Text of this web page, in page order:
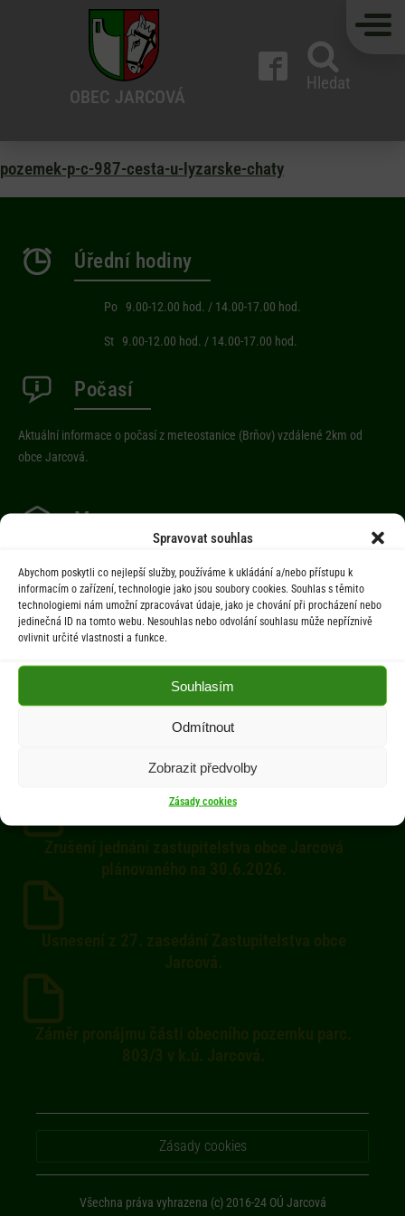
Spravovat souhlas
Abychom poskytli co nejlepší služby, používáme k ukládání a/nebo přístupu k
informacím o zařízení, technologie jako jsou soubory cookies. Souhlas s těmito
technologiemi nám umožní zpracovávat údaje, jako je chování při procházení nebo
jedinečná ID na tomto webu. Nesouhlas nebo odvolání souhlasu může nepříznivě
ovlivnit určité vlastnosti a funkce.
Souhlasím
Odmítnout
Zobrazit předvolby
Zásady cookies
OBEC JARCOVÁ
Hledat
pozemek-p-c-987-cesta-u-lyzarske-chaty
Úřední hodiny
Po 9.00-12.00 hod. / 14.00-17.00 hod.
St 9.00-12.00 hod. / 14.00-17.00 hod.
Počasí
Aktuální informace o počasí z meteostanice (Brňov) vzdálené 2km od
obce Jarcová.
Menu
Úřad
Úřední deska
Obec
Občan
Aktuality
Kontakty
Zásady cookies
Všechna práva vyhrazena (c) 2016-24 OÚ Jarcová